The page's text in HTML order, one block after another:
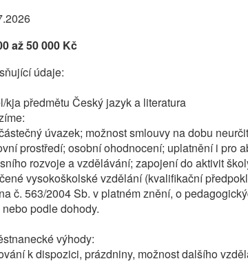
až 50 000 Kč
údaje:
kja předmětu Český jazyk a literatura
úvazek; možnost smlouvy na dobu
prostředí; osobní ohodnocení; uplatnění i pro
rozvoje a vzdělávání; zapojení do aktivit
vysokoškolské vzdělání (kvalifikační
č. 563/2004 Sb. v platném znění, o
podle dohody.
výhody:
k dispozici, prázdniny, možnost dalšího